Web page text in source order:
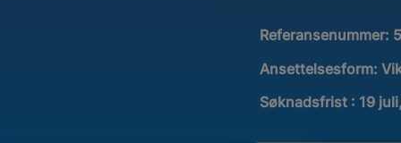
Referansenummer:
Ansettelsesform:
Søknadsfrist : 19